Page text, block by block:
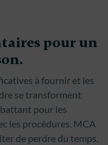
pour un
à fournir et les
se transforment
pour les
les procédures. MCA
de perdre du temps.